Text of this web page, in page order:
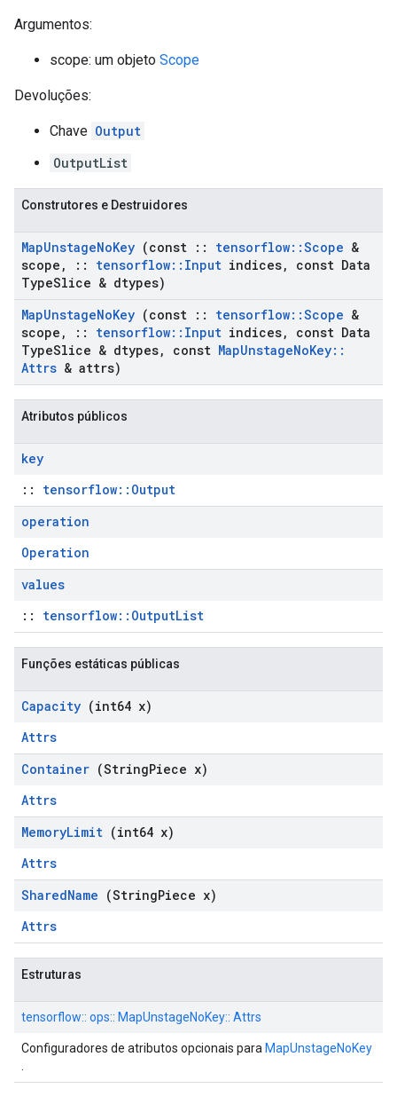
Argumentos:
scope: um objeto Scope
Devoluções:
Chave Output
OutputList
Construtores e Destruidores
MapUnstageNoKey (const :: tensorflow::Scope &
scope , :: tensorflow:: Input indices,
const Data
TypeSlice & dtypes)
MapUnstageNoKey (const :: tensorflow::Scope &
scope , :: tensorflow:: Input indices,
const Data
TypeSlice & dtypes, const MapUnstageNoKey::
Attrs & attrs)
Atributos públicos
key
:: tensorflow::Output
operation
Operation
values
:: tensorflow::OutputList
Funções estáticas públicas
Capacity (int64 x)
Attrs
Container (StringPiece x)
Attrs
MemoryLimit (int64 x)
Attrs
SharedName (StringPiece x)
Attrs
Estruturas
tensorflow:: ops:: MapUnstageNoKey:: Attrs
Configuradores de atributos opcionais para MapUnstageNoKey